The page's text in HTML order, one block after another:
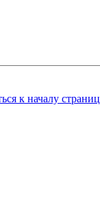
к началу